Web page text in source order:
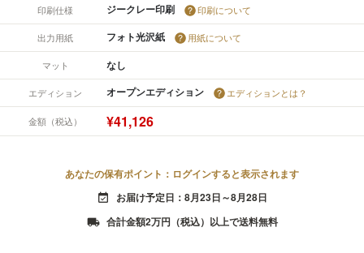
印刷仕様 ジークレー印刷 印刷について
出力用紙 フォト光沢紙 用紙について
マット なし
エディション オープンエディション エディションとは？
金額（税込） ¥41,126
あなたの保有ポイント：ログインすると表示されます
event_available お届け予定日：8月23日～8月28日
local_shipping 合計金額2万円（税込）以上で送料無料